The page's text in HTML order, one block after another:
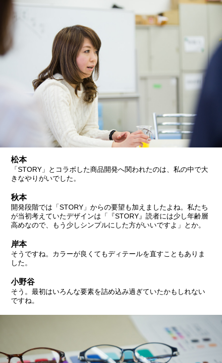
松本
「STORY」とコラボした商品開発へ関われたのは、私の中で大
きなやりがいでした。
秋本
開発段階では「STORY」からの要望も加えましたよね。私たち
が当初考えていたデザインは「『STORY』読者には少し年齢層
高めなので、もう少しシンプルにした方がいいですよ」とか。
岸本
そうですね。カラーが良くてもディテールを直すこともありま
した。
小野谷
そう。最初はいろんな要素を詰め込み過ぎていたかもしれない
ですね。